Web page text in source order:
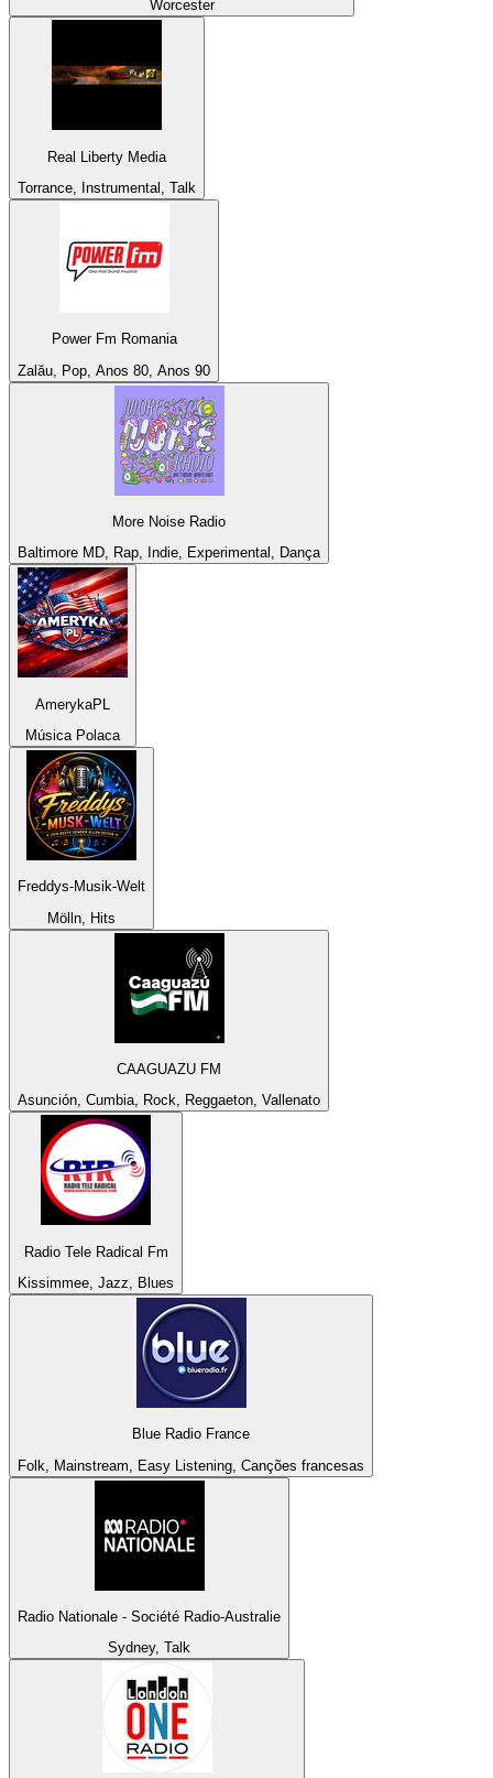
Worcester
Real Liberty Media
Torrance, Instrumental, Talk
Power Fm Romania
Zalău, Pop, Anos 80, Anos 90
More Noise Radio
Baltimore MD, Rap, Indie, Experimental, Dança
AmerykaPL
Música Polaca
Freddys-Musik-Welt
Mölln, Hits
CAAGUAZU FM
Asunción, Cumbia, Rock, Reggaeton, Vallenato
Radio Tele Radical Fm
Kissimmee, Jazz, Blues
Blue Radio France
Folk, Mainstream, Easy Listening, Canções francesas
Radio Nationale - Société Radio-Australie
Sydney, Talk